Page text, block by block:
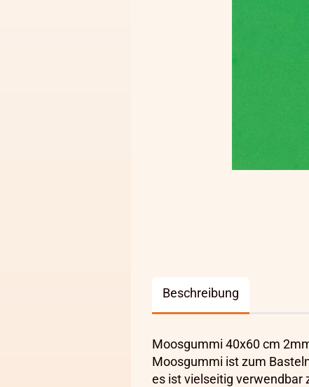
Beschreibung
Moosgummi 40x60 cm
Moosgummi ist zum
es ist vielseitig verwendbar